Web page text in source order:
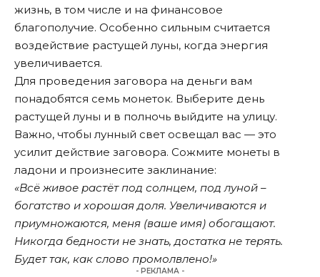
жизнь, в том числе и на финансовое
благополучие. Особенно сильным считается
воздействие растущей луны, когда энергия
увеличивается.
Для проведения заговора на деньги вам
понадобятся семь монеток. Выберите день
растущей луны и в полночь выйдите на улицу.
Важно, чтобы лунный свет освещал вас — это
усилит действие заговора. Сожмите монеты в
ладони и произнесите заклинание:
«Всё живое растёт под солнцем, под луной –
богатство и хорошая доля. Увеличиваются и
приумножаются, меня (ваше имя) обогащают.
Никогда бедности не знать, достатка не терять.
Будет так, как слово промолвлено!»
- РЕКЛАМА -